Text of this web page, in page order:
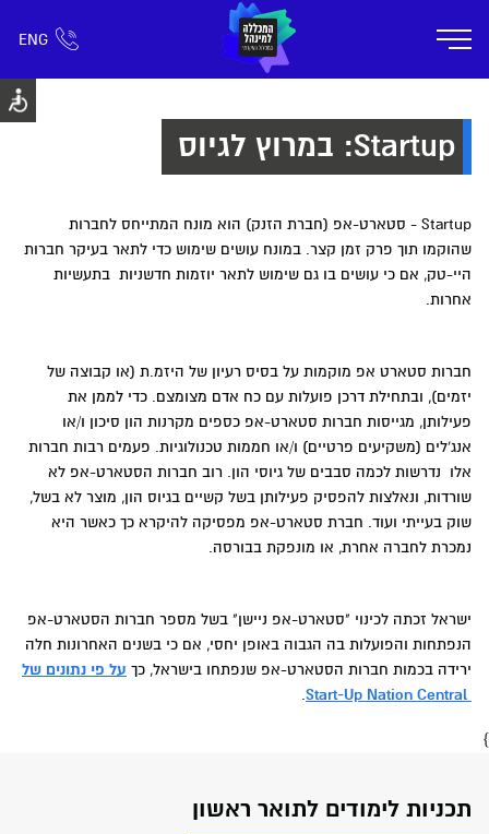
ENG
חפש כל דבר רישום ומידע אזור אישי
אודות תוכניות הלימוד קמפוס דימונה
Startup: במרוץ לגיוס
Startup - סטארט-אפ (חברת הזנק) הוא מונח המתייחס לחברות
שהוקמו תוך פרק זמן קצר. במונח עושים שימוש כדי לתאר בעיקר חברות
היי-טק, אם כי עושים בו גם שימוש לתאר יוזמות חדשניות בתעשיות
אחרות.
חברות סטארט אפ מוקמות על בסיס רעיון של היזמ.ת (או קבוצה של
יזמים), ובתחילת דרכן פועלות עם כח אדם מצומצם. כדי לממן את
פעילותן, מגייסות חברות סטארט-אפ כספים מקרנות הון סיכון ו/או
אנג'לים (משקיעים פרטיים) ו/או חממות טכנולוגיות. פעמים רבות חברות
אלו נדרשות לכמה סבבים של גיוסי הון. רוב חברות הסטארט-אפ לא
שורדות, ונאלצות להפסיק פעילותן בשל קשיים בגיוס הון, מוצר לא בשל,
שוק בעייתי ועוד. חברת סטארט-אפ מפסיקה להיקרא כך כאשר היא
נמכרת לחברה אחרת, או מונפקת בבורסה.
ישראל זכתה לכינוי "סטארט-אפ ניישן" בשל מספר חברות הסטארט-אפ
הנפתחות והפועלות בה הגבוה באופן יחסי, אם כי בשנים האחרונות חלה
ירידה בכמות חברות הסטארט-אפ שנפתחו בישראל, כך על פי נתונים של
.
}
תכניות לימודים לתואר ראשון